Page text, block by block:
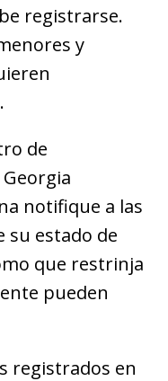
registrarse.
y
de
notifique a las
su estado de
que restrinja
pueden
registrados en